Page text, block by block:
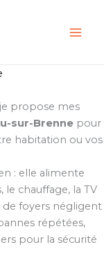
propose mes
sur-Brenne pour
habitation ou vos
: elle alimente
le chauffage, la TV
foyers négligent
répétées,
pour la sécurité